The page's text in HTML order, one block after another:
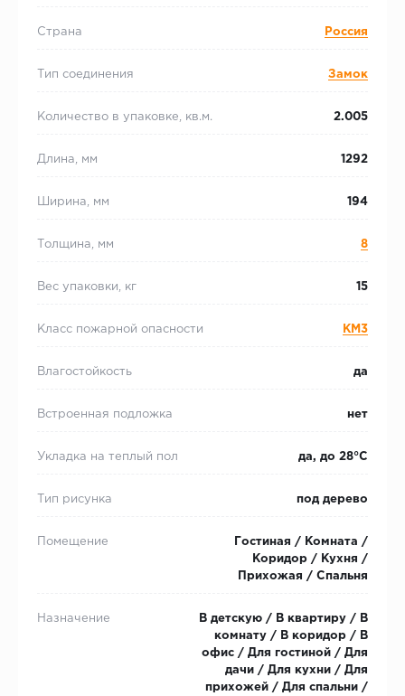
Страна Россия
Тип соединения Замок
Количество в упаковке, кв.м. 2.005
Длина, мм 1292
Ширина, мм 194
Толщина, мм 8
Вес упаковки, кг 15
Класс пожарной опасности КМ3
Влагостойкость да
Встроенная подложка нет
Укладка на теплый пол да, до 28°С
Тип рисунка под дерево
Помещение
Гостиная / Комната /
Коридор / Кухня /
Прихожая / Спальня
Назначение
В детскую / В квартиру / В
комнату / В коридор / В
офис / Для гостиной / Для
дачи / Для кухни / Для
прихожей / Для спальни /